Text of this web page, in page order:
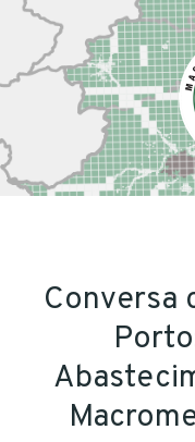
Conversa